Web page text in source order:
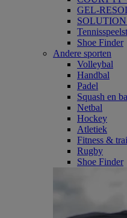
GEL-
Shoe Finder
Andere sporten
Volleybal
Handbal
Padel
Squash en
Netbal
Hockey
Atletiek
Fitness &
Rugby
Shoe Finder